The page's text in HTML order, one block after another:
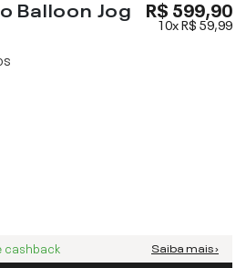
Balloon Jog R$ 599,90
10xR$ 59,99
cashback Saiba mais ›